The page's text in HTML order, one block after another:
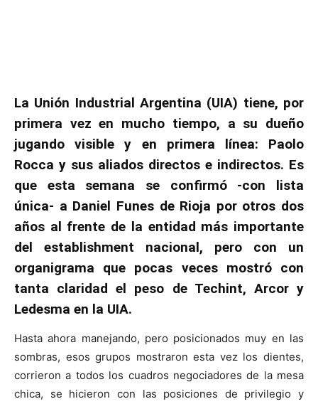
La Unión Industrial Argentina (UIA) tiene, por
primera vez en mucho tiempo, a su dueño
jugando visible y en primera línea: Paolo
Rocca y sus aliados directos e indirectos. Es
que esta semana se confirmó -con lista
única- a Daniel Funes de Rioja por otros dos
años al frente de la entidad más importante
del establishment nacional, pero con un
organigrama que pocas veces mostró con
tanta claridad el peso de Techint, Arcor y
Ledesma en la UIA.
Hasta ahora manejando, pero posicionados muy en las
sombras, esos grupos mostraron esta vez los dientes,
corrieron a todos los cuadros negociadores de la mesa
chica, se hicieron con las posiciones de privilegio y